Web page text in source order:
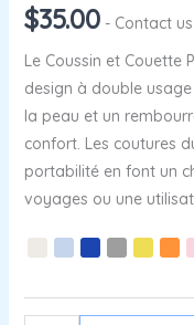
$35.00 - Contact
Le Coussin et Couette
design à double
la peau et un
confort. Les coutures
portabilité en font un
voyages ou une